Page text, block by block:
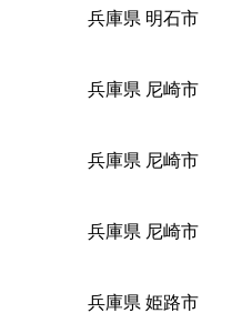
兵庫県 明石市
兵庫県 尼崎市
兵庫県 尼崎市
兵庫県 尼崎市
兵庫県 姫路市